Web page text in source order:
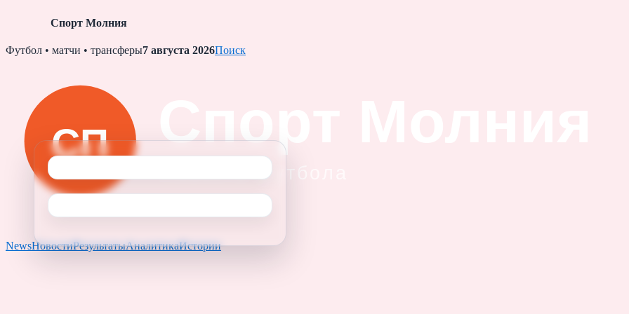
Спорт Молния
Skip
Футбол • матчи • трансферы7 августа 2026Поиск
NewsНовостиРезультатыАналитикаИстории